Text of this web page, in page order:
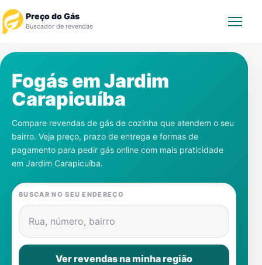
Preço do Gás
Buscador de revendas
Revendedor
Notícias
Cadastre-se
Gás
Contatos
Fogás emJardim
Carapicuíba
Compare revendas de gás de cozinha que atendem o seu
bairro. Veja preço, prazo de entrega e formas de
pagamento para pedir gás online com mais praticidade
em Jardim Carapicuíba.
BUSCAR NO SEU ENDEREÇO
Rua, número, bairro
Ver revendas na minha região